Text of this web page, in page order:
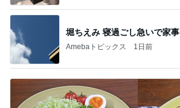
堀ちえみ 寝過ごし急いで家事
Amebaトピックス 1日前